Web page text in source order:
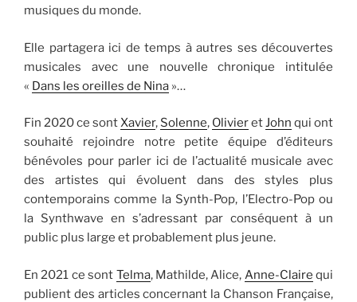
musiques du monde.
Elle partagera ici de temps à autres ses découvertes
musicales avec une nouvelle chronique intitulée
« Dans les oreilles de Nina »…
Fin 2020 ce sontXavier, Solenne, OlivieretJohn qui ont
souhaité rejoindre notre petite équipe d’éditeurs
bénévoles pour parler ici de l’actualité musicale avec
des artistes qui évoluent dans des styles plus
contemporains comme la Synth-Pop, l’Electro-Pop ou
la Synthwave en s’adressant par conséquent à un
public plus large et probablement plus jeune.
En 2021 ce sont Telma, Mathilde, Alice, Anne-Claire qui
publient des articles concernant la Chanson Française,